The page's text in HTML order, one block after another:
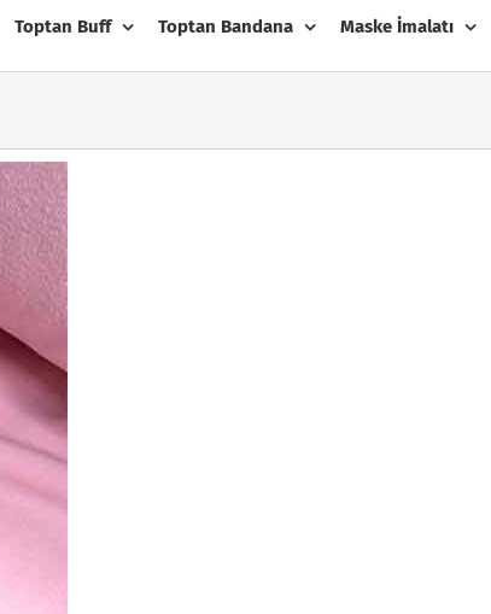
Toptan Buff Toptan Bandana Maske İmalatı